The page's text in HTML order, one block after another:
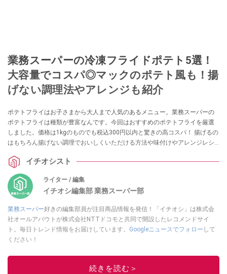
業務スーパーの冷凍フライドポテト5選！
大容量でコスパ◎マックのポテト風も！揚
げない調理法やアレンジも紹介
ポテトフライはお子さまから大人まで人気のあるメニュー。業務スーパーの
ポテトフライは種類が豊富なんです。今回はおすすめのポテトフライを厳選
しました。価格は1kgのものでも税込300円以内と驚きの高コスパ！ 揚げるの
はもちろん揚げない調理でおいしくいただける方法や味付けやアレンジレシ
イチオシスト
ライター / 編集
イチオシ編集部 業務スーパー部
業務スーパー好きの編集部員が注目商品情報を発信！「イチオシ」は株式会
社オールアバウトが株式会社NTTドコモと共同で開設したレコメンドサイ
ト。毎日トレンド情報をお届けしています。 Googleニュースでフォロー して
ください！
このイチオシストの他の記事を読む
続きを読む＞